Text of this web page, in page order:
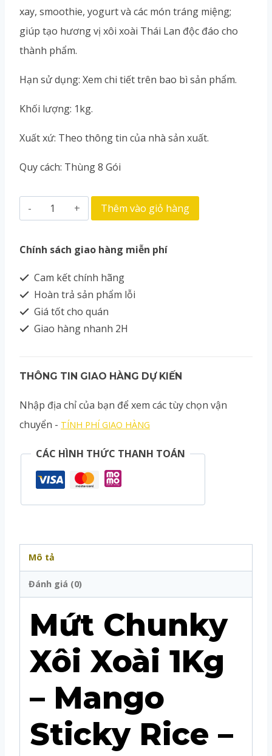
xay, smoothie, yogurt và các món tráng miệng;
giúp tạo hương vị xôi xoài Thái Lan độc đáo cho
thành phẩm.
Hạn sử dụng: Xem chi tiết trên bao bì sản phẩm.
Khối lượng: 1kg.
Xuất xứ: Theo thông tin của nhà sản xuất.
Quy cách: Thùng 8 Gói
Thêm vào giỏ hàng
Chính sách giao hàng miễn phí
Cam kết chính hãng
Hoàn trả sản phẩm lỗi
Giá tốt cho quán
Giao hàng nhanh 2H
THÔNG TIN GIAO HÀNG DỰ KIẾN
Nhập địa chỉ của bạn để xem các tùy chọn vận
chuyển - TÍNH PHÍ GIAO HÀNG
CÁC HÌNH THỨC THANH TOÁN
Mô tả
Đánh giá (0)
Mứt Chunky
Xôi Xoài 1Kg
– Mango
Sticky Rice –